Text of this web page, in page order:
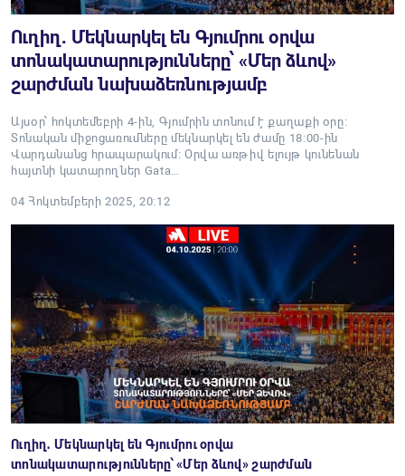
Ուղիղ․ Մեկնարկել են Գյումրու օրվա
տոնակատարությունները՝ «Մեր ձևով»
շարժման նախաձեռնությամբ
Այսօր՝ հոկտեմեբրի 4-ին, Գյումրին տոնում է քաղաքի օրը։
Տոնական միջոցառումները մեկնարկել են ժամը 18:00-ին
Վարդանանց հրապարակում։ Օրվա առթիվ ելույթ կունենան
հայտնի կատարողներ Gata…
04 Հոկտեմբերի 2025, 20:12
Ուղիղ․ Մեկնարկել են Գյումրու օրվա
տոնակատարությունները՝ «Մեր ձևով» շարժման